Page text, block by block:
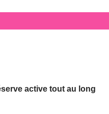
active tout au long